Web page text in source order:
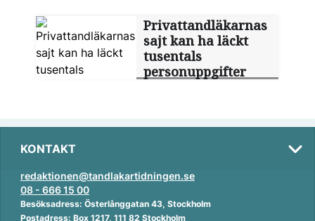
Privattandläkarnas
sajt kan ha läckt
tusentals
personuppgifter
KONTAKT
redaktionen@tandlakartidningen.se
08 - 666 15 00
Besöksadress: Österlånggatan 43, Stockholm
Postadress: Box 1217, 111 82 Stockholm